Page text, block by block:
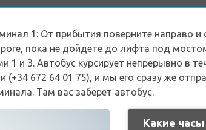
1: От прибытия поверните направо и
пока не дойдете до лифта под
1 и 3. Автобус курсирует непрерывно в
(+34 672 64 01 75), и мы его сразу же
Там вас заберет автобус.
Какие